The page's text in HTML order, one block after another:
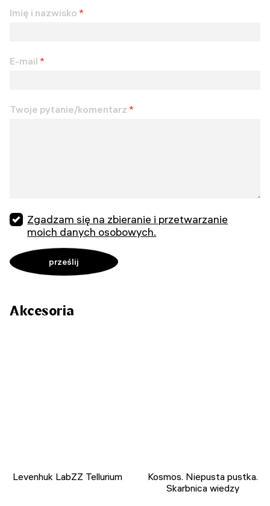
Imię i nazwisko *
E-mail *
Twoje pytanie/komentarz *
Zgadzam się na zbieranie i przetwarzanie
moich danych osobowych.
Akcesoria
Levenhuk LabZZ Tellurium
Kosmos. Niepusta pustka.
Skarbnica wiedzy